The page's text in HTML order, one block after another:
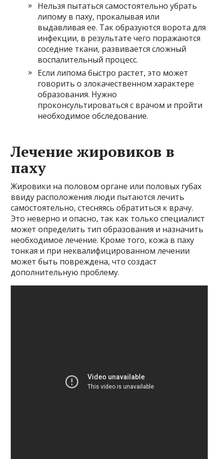
Нельзя пытаться самостоятельно убрать
липому в паху, прокалывая или
выдавливая ее. Так образуются ворота для
инфекции, в результате чего поражаются
соседние ткани, развивается сложный
воспалительный процесс.
Если липома быстро растет, это может
говорить о злокачественном характере
образования. Нужно
проконсультироваться с врачом и пройти
необходимое обследование.
Лечение жировиков в
паху
Жировики на половом органе или половых губах
ввиду расположения люди пытаются лечить
самостоятельно, стесняясь обратиться к врачу.
Это неверно и опасно, так как только специалист
может определить тип образования и назначить
необходимое лечение. Кроме того, кожа в паху
тонкая и при неквалифицированном лечении
может быть повреждена, что создаст
дополнительную проблему.